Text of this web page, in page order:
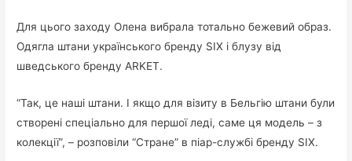
Для цього заходу Олена вибрала тотально бежевий образ.
Одягла штани українського бренду SIX і блузу від
шведського бренду ARKET.
“Так, це наші штани. І якщо для візиту в Бельгію штани були
створені спеціально для першої леді, саме ця модель – з
колекції”, – розповіли “Стране” в піар-службі бренду SIX.